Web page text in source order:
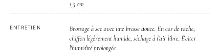
1,5 cm
ENTRETIEN
Brossage à sec avec une brosse douce. En cas de tache,
chiffon légèrement humide, séchage à l'air libre. Éviter
l'humidité prolongée.